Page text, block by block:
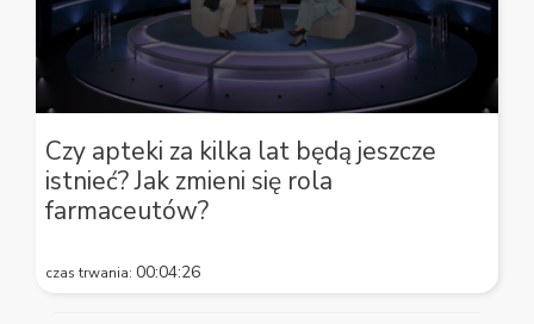
seconds
of
minutes,
26
Czy apteki za kilka lat będą jeszcze
istnieć? Jak zmieni się rola
farmaceutów?
czas trwania: 00:04:26